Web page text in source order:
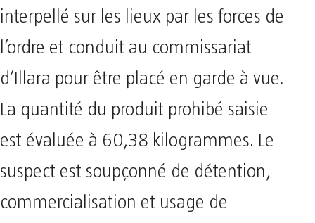
interpellé sur les lieux par les forces de
l’ordre et conduit au commissariat
d’Illara pour être placé en garde à vue.
La quantité du produit prohibé saisie
est évaluée à 60,38 kilogrammes. Le
suspect est soupçonné de détention,
commercialisation et usage de